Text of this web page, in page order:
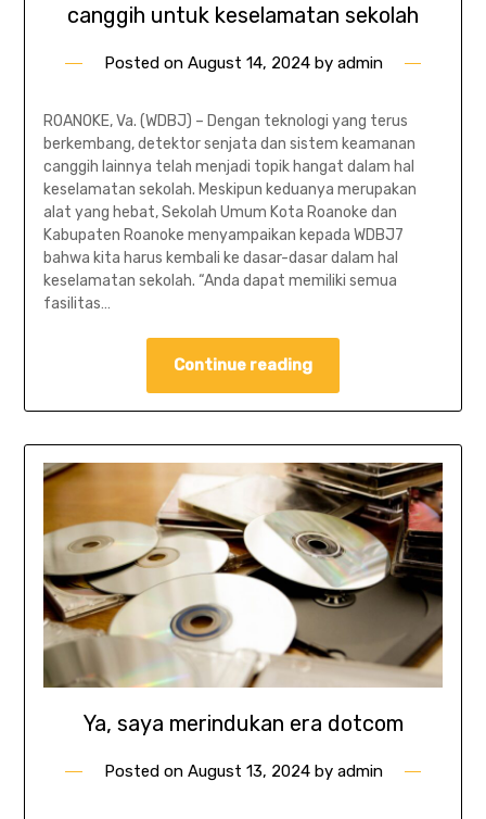
canggih untuk keselamatan sekolah
Posted on August 14, 2024by admin
ROANOKE, Va. (WDBJ) – Dengan teknologi yang terus
berkembang, detektor senjata dan sistem keamanan
canggih lainnya telah menjadi topik hangat dalam hal
keselamatan sekolah. Meskipun keduanya merupakan
alat yang hebat, Sekolah Umum Kota Roanoke dan
Kabupaten Roanoke menyampaikan kepada WDBJ7
bahwa kita harus kembali ke dasar-dasar dalam hal
keselamatan sekolah. “Anda dapat memiliki semua
fasilitas…
Continue reading
Ya, saya merindukan era dotcom
Posted on August 13, 2024by admin